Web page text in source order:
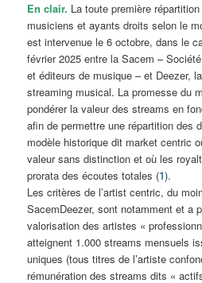
En clair. La toute première
musiciens et ayants droits selon le
est intervenue le 6 octobre, dans le
février 2025 entre la Sacem –
et éditeurs de musique – et Deezer,
streaming musical. La promesse du
pondérer la valeur des streams en
afin de permettre une répartition des
modèle historique dit market centric
valeur sans distinction et où les
prorata des écoutes totales (1).
Les critères de l’artist centric, du
SacemDeezer, sont notamment et a
valorisation des artistes «
atteignent 1.000 streams mensuels
uniques (tous titres de l’artiste
rémunération des streams dits «